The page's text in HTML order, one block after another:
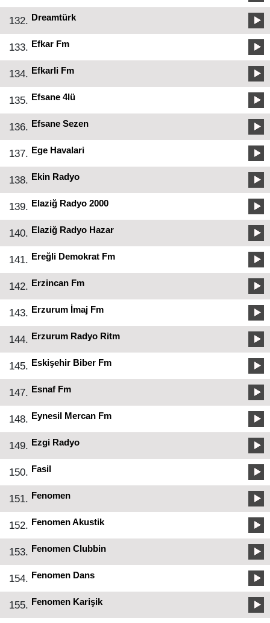
132. Dreamtürk
133. Efkar Fm
134. Efkarli Fm
135. Efsane 4lü
136. Efsane Sezen
137. Ege Havalari
138. Ekin Radyo
139. Elaziğ Radyo 2000
140. Elaziğ Radyo Hazar
141. Ereğli Demokrat Fm
142. Erzincan Fm
143. Erzurum İmaj Fm
144. Erzurum Radyo Ritm
145. Eskişehir Biber Fm
147. Esnaf Fm
148. Eynesil Mercan Fm
149. Ezgi Radyo
150. Fasil
151. Fenomen
152. Fenomen Akustik
153. Fenomen Clubbin
154. Fenomen Dans
155. Fenomen Karişik